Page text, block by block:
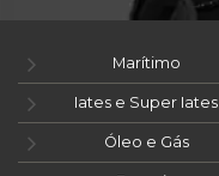
Marítimo
Iates e Super Iates
Óleo e Gás